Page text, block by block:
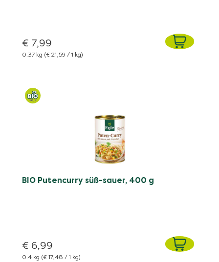
€ 7,99
0.37 kg (€ 21,59 / 1 kg)
BIO Putencurry süß-sauer, 400 g
€ 6,99
0.4 kg (€ 17,48 / 1 kg)